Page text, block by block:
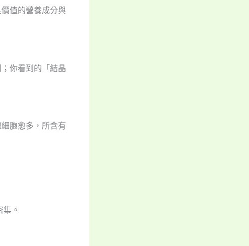
值的營養成分與
你看到的「結晶
胞愈多，所含有
。